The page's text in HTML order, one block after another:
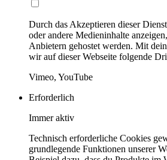
Durch das Akzeptieren dieser
oder andere Medieninhalte
Anbietern gehostet werden. Mit
wir auf dieser Webseite folgende
Vimeo, YouTube
Erforderlich
Immer aktiv
Technisch erforderliche Cookies
grundlegende Funktionen unserer